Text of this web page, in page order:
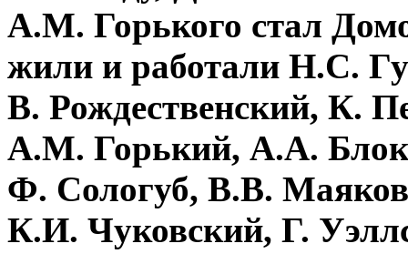
А.М. Горького стал
жили и работали Н.С.
В. Рождественский, К.
А.М. Горький, А.А.
Ф. Сологуб, В.В.
К.И. Чуковский, Г.